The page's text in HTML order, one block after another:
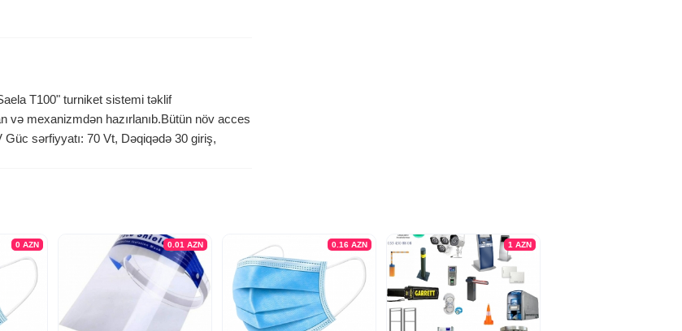
T100" turniket sistemi təklif
və mexanizmdən hazırlanıb.Bütün növ acces
sərfiyyatı: 70 Vt, Dəqiqədə 30 giriş,
0 AZN 0.01 AZN 0.16 AZN 1 AZN